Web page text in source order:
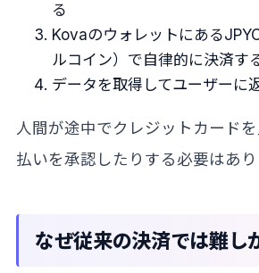
る
Kovaのウォレットにある
ルコイン）で自律的に決済す
データを取得してユーザーに
人間が途中でクレジットカード
払いを承認したりする必要はあり
なぜ従来の決済では難し